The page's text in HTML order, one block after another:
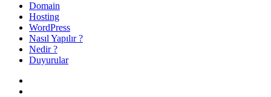
Domain
Hosting
WordPress
Nasıl Yapılır ?
Nedir ?
Duyurular